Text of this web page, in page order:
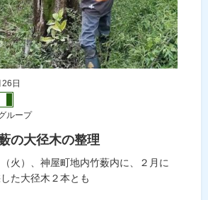
日
ループ
の大径木の整理
火）、神屋町地内竹薮内に、２月に
た大径木２本とも